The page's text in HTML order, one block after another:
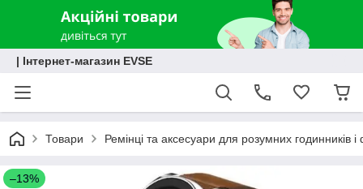
| Інтернет-магазин EVSE
Товари Ремінці та аксесуари для розумних годинників і
–13%